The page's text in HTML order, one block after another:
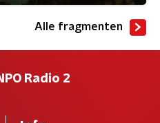
Alle fragmenten
Radio 2